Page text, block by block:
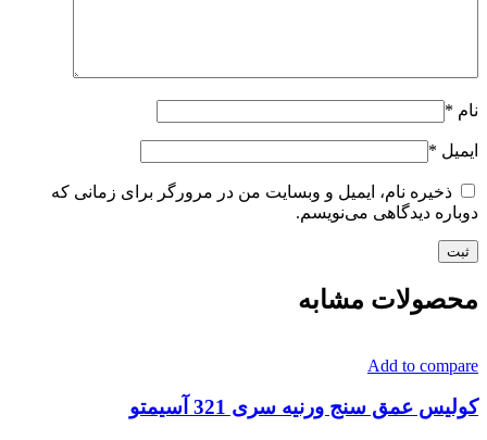
نام *
ایمیل *
ذخیره نام، ایمیل و وبسایت من در مرورگر برای زمانی که
دوباره دیدگاهی می‌نویسم.
محصولات مشابه
Add to compare
کولیس عمق سنج ورنیه سری 321 آسیمتو